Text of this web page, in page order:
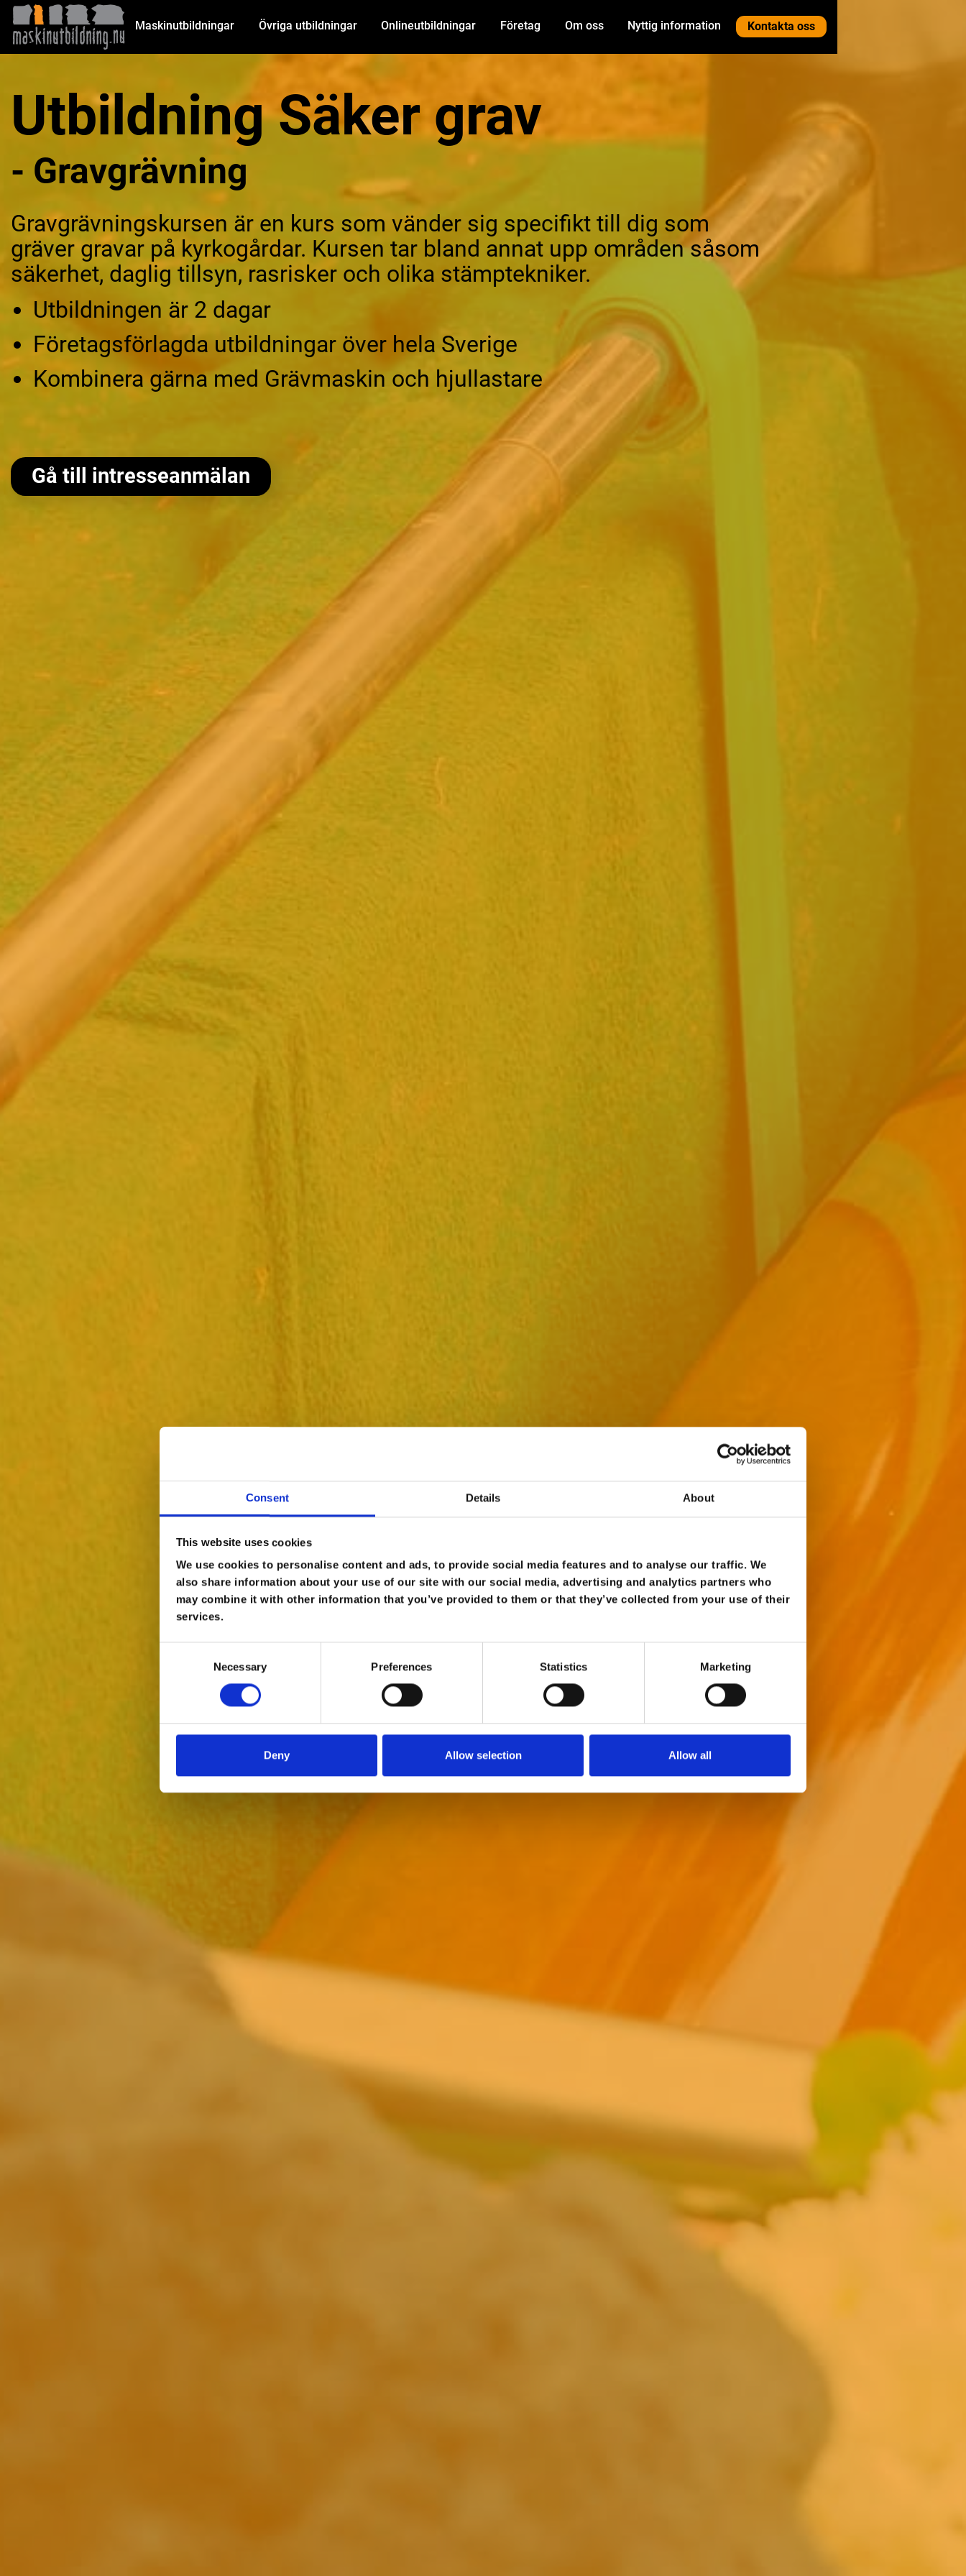
Consent Details About
This website uses cookies
We use cookies to personalise content and ads, to provide social media features and to analyse our traffic. We
also share information about your use of our site with our social media, advertising and analytics partners who
may combine it with other information that you’ve provided to them or that they’ve collected from your use of their
services.
Necessary Preferences Statistics Marketing
Deny Allow selection Allow all
Maskinutbildningar Övriga utbildningar Onlineutbildningar Företag Om oss Nyttig information Kontakta oss
Utbildning Säker grav
- Gravgrävning
Gravgrävningskursen är en kurs som vänder sig specifikt till dig som
gräver gravar på kyrkogårdar. Kursen tar bland annat upp områden såsom
säkerhet, daglig tillsyn, rasrisker och olika stämptekniker.
Utbildningen är 2 dagar
Företagsförlagda utbildningar över hela Sverige
Kombinera gärna med Grävmaskin och hjullastare
Gå till intresseanmälan